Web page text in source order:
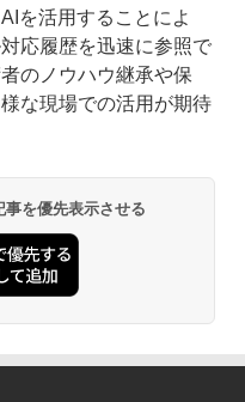
を活用することによ
応履歴を迅速に参照で
のノウハウ継承や保
な現場での活用が期待
を優先表示させる